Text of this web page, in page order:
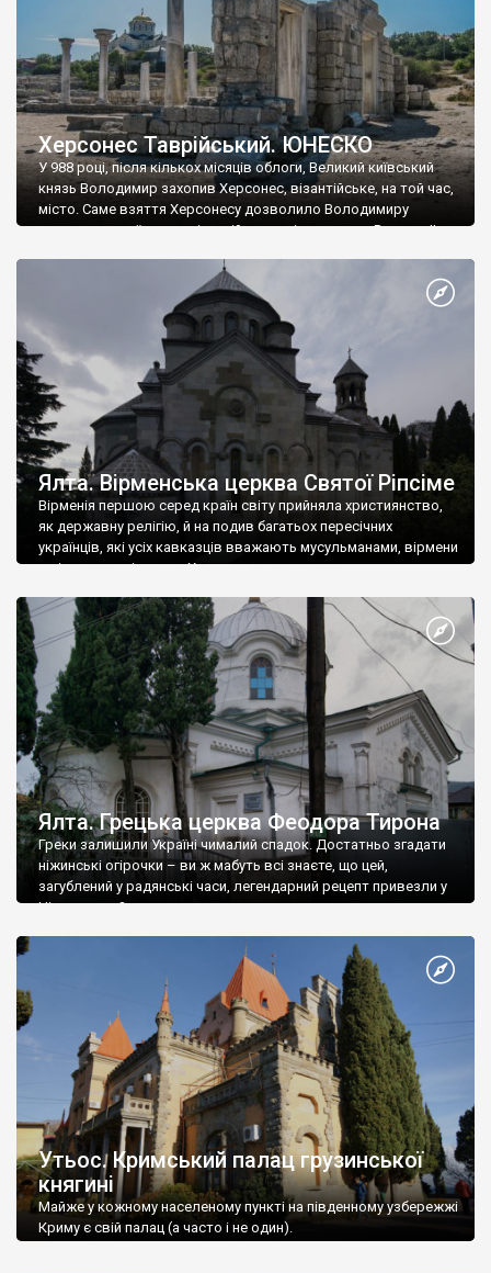
Херсонес Таврійський. ЮНЕСКО
У 988 році, після кількох місяців облоги, Великий київський
князь Володимир захопив Херсонес, візантійське, на той час,
місто. Саме взяття Херсонесу дозволило Володимиру
диктувати свої умови візантійському імператору Василю ІІ, та
Херсонесі Володимир-язичник, став Василем-християнином.
А потім було Хрещення Русі. На честь Херсонесу Таврійського
Ялта. Вірменська церква Святої Ріпсіме
Вірменія першою серед країн світу прийняла християнство,
як державну релігію, й на подив багатьох пересічних
українців, які усіх кавказців вважають мусульманами, вірмени
є відданими вірянами Христа
Ялта. Грецька церква Феодора Тирона
Греки залишили Україні чималий спадок. Достатньо згадати
ніжинські огірочки – ви ж мабуть всі знаєте, що цей,
загублений у радянські часи, легендарний рецепт привезли у
Ніжин греки?
Утьос. Кримський палац грузинської
княгині
Майже у кожному населеному пункті на південному узбережжі
Криму є свій палац (а часто і не один).